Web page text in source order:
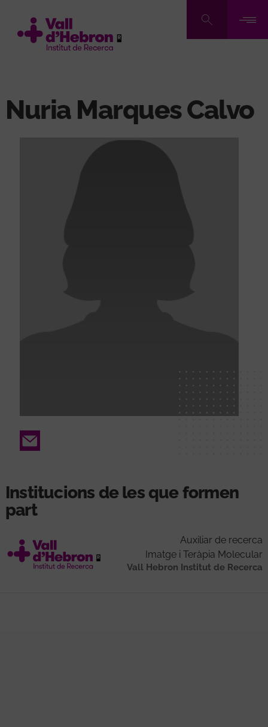
contingut
Nuria Marques Calvo
Email
Institucions de les que formen
part
Auxiliar de recerca
Imatge i Teràpia Molecular
Vall Hebron Institut de Recerca